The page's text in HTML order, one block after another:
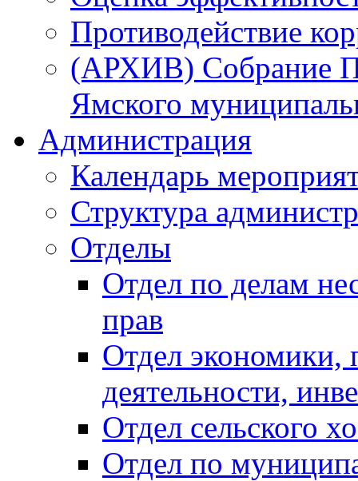
Противодействие
(АРХИВ) Собрание
Ямского
Администрация
Календарь
Структура
Отделы
Отдел по делам
прав
Отдел экономики,
деятельности,
Отдел сельского
Отдел по